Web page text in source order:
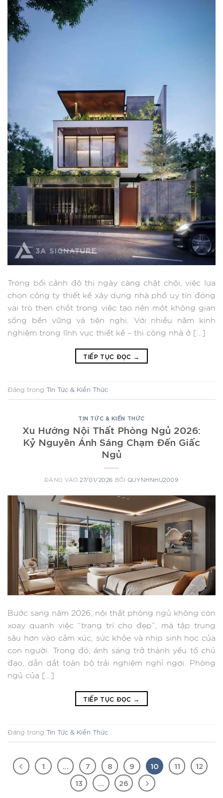
Trong bối cảnh đô thị ngày càng chật chội, việc lựa
chọn công ty thiết kế xây dựng nhà phố uy tín đóng
vai trò then chốt trong việc tạo nên một không gian
sống bền vững và tiện nghi. Với nhiều năm kinh
nghiệm trong lĩnh vực thiết kế – thi công nhà ở […]
TIẾP TỤC ĐỌC →
Đăng trong Tin Tức & Kiến Thức
TIN TỨC & KIẾN THỨC
Xu Hướng Nội Thất Phòng Ngủ 2026:
Kỷ Nguyên Ánh Sáng Chạm Đến Giấc
Ngủ
ĐĂNG VÀO 27/01/2026 BỞI QUYNHNHU2009
Bước sang năm 2026, nội thất phòng ngủ không còn
xoay quanh việc “trang trí cho đẹp”, mà tập trung
sâu hơn vào cảm xúc, sức khỏe và nhịp sinh học của
con người. Trong đó, ánh sáng trở thành yếu tố chủ
đạo, dẫn dắt toàn bộ trải nghiệm nghỉ ngơi. Phòng
ngủ của […]
TIẾP TỤC ĐỌC →
Đăng trong Tin Tức & Kiến Thức
1 … 7 8 9 10 11
12
13
… 26